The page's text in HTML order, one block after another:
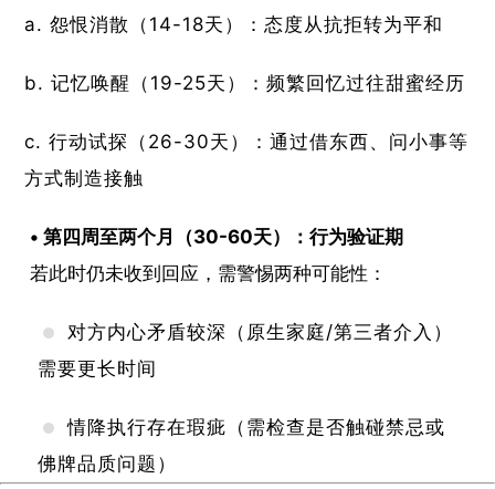
怨恨消散（14-18天）：态度从抗拒转为平和
记忆唤醒（19-25天）：频繁回忆过往甜蜜经历
行动试探（26-30天）：通过借东西、问小事等
方式制造接触
​• 第四周至两个月（30-60天）：行为验证期​
若此时仍未收到回应，需警惕两种可能性：
对方内心矛盾较深（原生家庭/第三者介入）
需要更长时间
情降执行存在瑕疵（需检查是否触碰禁忌或
佛牌品质问题）